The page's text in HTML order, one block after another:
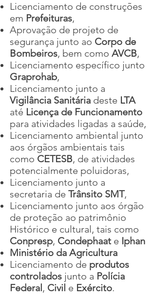
Licenciamento de construções
em Prefeituras,
Aprovação de projeto de
segurança junto ao Corpo de
Bombeiros, bem como AVCB,
Licenciamento específico junto
Graprohab,
Licenciamento junto a
Vigilância Sanitária deste LTA
até Licença de Funcionamento
para atividades ligadas a saúde,
Licenciamento ambiental junto
aos órgãos ambientais tais
como CETESB, de atividades
potencialmente poluidoras,
Licenciamento junto a
secretaria de Trânsito SMT,
Licenciamento junto aos órgão
de proteção ao patrimônio
Histórico e cultural, tais como
Conpresp, Condephaat e Iphan
Ministério da Agricultura
Licenciamento de produtos
controlados junto a Polícia
Federal, Civil e Exército.